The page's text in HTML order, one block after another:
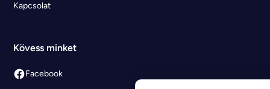
Kapcsolat
Kövess minket
Facebook